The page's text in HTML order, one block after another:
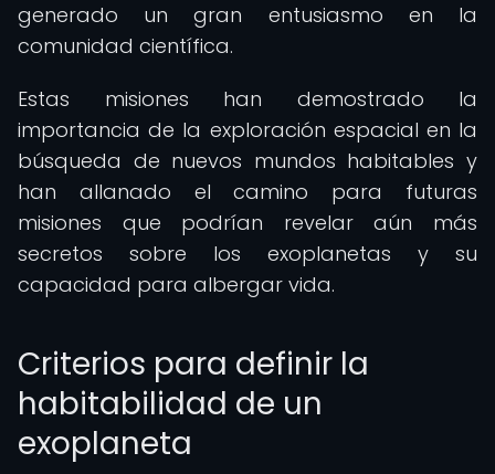
generado un gran entusiasmo en la
comunidad científica.
Estas misiones han demostrado la
importancia de la exploración espacial en la
búsqueda de nuevos mundos habitables y
han allanado el camino para futuras
misiones que podrían revelar aún más
secretos sobre los exoplanetas y su
capacidad para albergar vida.
Criterios para definir la
habitabilidad de un
exoplaneta